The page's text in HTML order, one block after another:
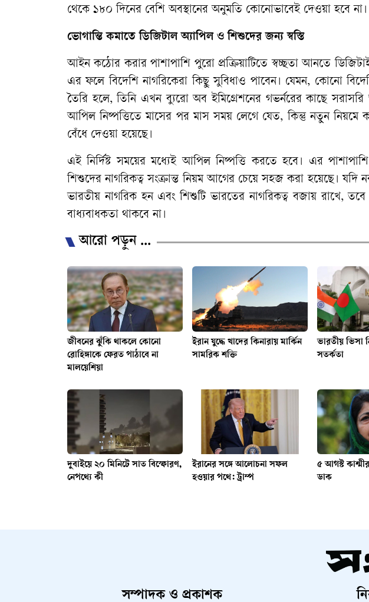
থেকে ১৮০ দিনের বেশি অবস্থানের অনুমতি কোনোভাবেই দেওয়া হবে না।
ভোগান্তি কমাতে ডিজিটাল অ্যাপিল ও শিশুদের জন্য স্বস্তি
আইন কঠোর করার পাশাপাশি পুরো প্রক্রিয়াটিতে স্বচ্ছতা আনতে
এর ফলে বিদেশি নাগরিকেরা কিছু সুবিধাও পাবেন। যেমন, কোনো
তৈরি হলে, তিনি এখন ব্যুরো অব ইমিগ্রেশনের গভর্নরের কাছে সরাসরি
আপিল নিষ্পত্তিতে মাসের পর মাস সময় লেগে যেত, কিন্তু নতুন নিয়মে
বেঁধে দেওয়া হয়েছে।
এই নির্দিষ্ট সময়ের মধ্যেই আপিল নিষ্পত্তি করতে হবে। এর পাশাপাশি
শিশুদের নাগরিকত্ব সংক্রান্ত নিয়ম আগের চেয়ে সহজ করা হয়েছে। যদি
ভারতীয় নাগরিক হন এবং শিশুটি ভারতের নাগরিকত্ব বজায় রাখে,তবে
বাধ্যবাধকতা থাকবে না।
আরো পড়ুন ...
জীবনের ঝুঁকি থাকলে কোনো
রোহিঙ্গাকে ফেরত পাঠাবে না
মালয়েশিয়া
ইরান যুদ্ধে খাদের কিনারায় মার্কিন
সামরিক শক্তি
ভারতীয় ভিসা
সতর্কতা
দুবাইয়ে ২০ মিনিটে সাত বিস্ফোরণ,
নেপথ্যে কী
ইরানের সঙ্গে আলোচনা সফল
হওয়ার পথে: ট্রাম্প
৫ আগস্ট
ডাক
সম্পাদক ও প্রকাশক